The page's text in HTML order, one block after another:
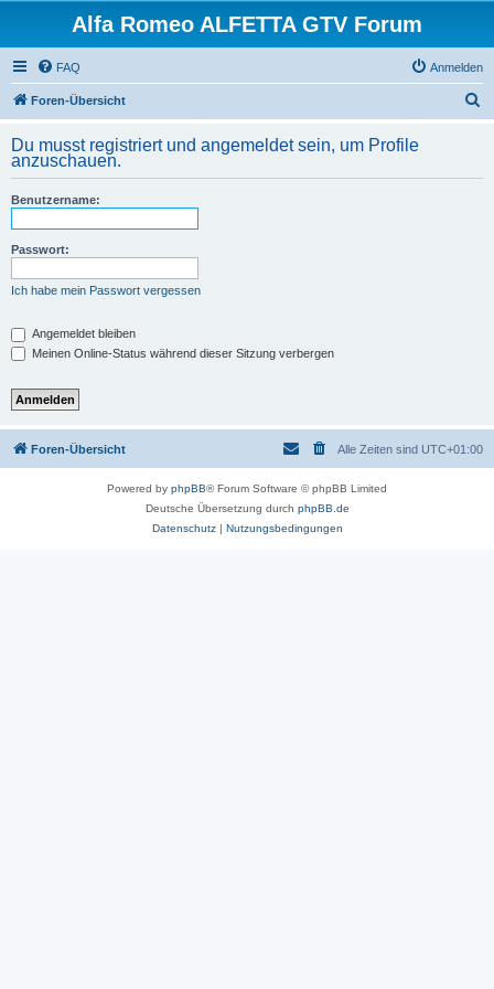
Alfa Romeo ALFETTA GTV Forum
FAQ Anmelden
Foren-Übersicht
h
Du musst registriert und angemeldet sein, um Profile
anzuschauen.
Benutzername:
Passwort:
Ich habe mein Passwort vergessen
Angemeldet bleiben
Meinen Online-Status während dieser Sitzung verbergen
Foren-Übersicht Alle Zeiten sind UTC+01:00
Powered by phpBB® Forum Software © phpBB Limited
Deutsche Übersetzung durch phpBB.de
Datenschutz| Nutzungsbedingungen